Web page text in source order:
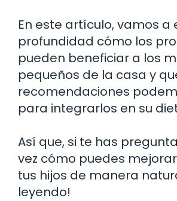
En este artículo, vamos a
profundidad cómo los
pueden beneficiar a los
pequeños de la casa y
recomendaciones
para integrarlos en su
Así que, si te has
vez cómo puedes
tus hijos de manera
leyendo!